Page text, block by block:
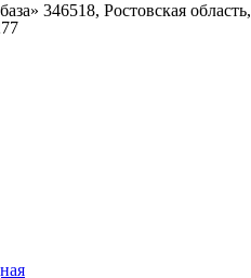
346518, Ростовская область,